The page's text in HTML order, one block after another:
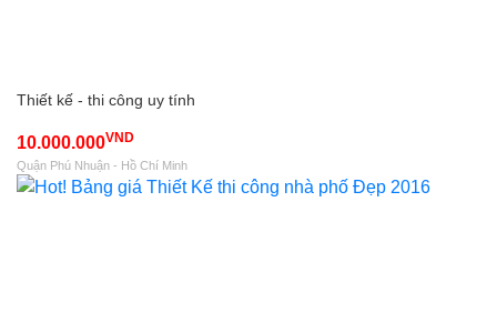
Thiết kế - thi công uy tính
10.000.000VND
Quận Phú Nhuận - Hồ Chí Minh